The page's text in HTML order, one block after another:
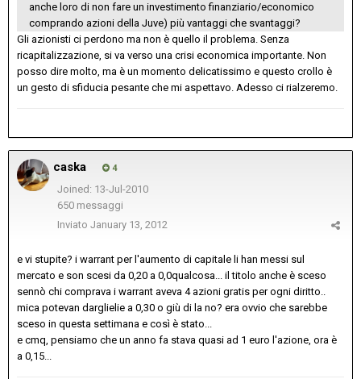
anche loro di non fare un investimento finanziario/economico
comprando azioni della Juve) più vantaggi che svantaggi?
Gli azionisti ci perdono ma non è quello il problema. Senza
ricapitalizzazione, si va verso una crisi economica importante. Non
posso dire molto, ma è un momento delicatissimo e questo crollo è
un gesto di sfiducia pesante che mi aspettavo. Adesso ci rialzeremo.
caska 4
Joined: 13-Jul-2010
650 messaggi
Inviato January 13, 2012
e vi stupite? i warrant per l'aumento di capitale li han messi sul
mercato e son scesi da 0,20 a 0,0qualcosa... il titolo anche è sceso
sennò chi comprava i warrant aveva 4 azioni gratis per ogni diritto..
mica potevan darglielie a 0,30 o giù di la no? era ovvio che sarebbe
sceso in questa settimana e così è stato...
e cmq, pensiamo che un anno fa stava quasi ad 1 euro l'azione, ora è
a 0,15...